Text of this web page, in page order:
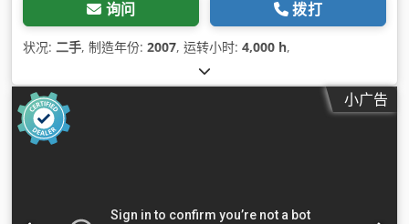
询问 拨打
状况: 二手, 制造年份: 2007, 运转小时: 4,000 h,
小广告